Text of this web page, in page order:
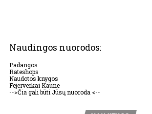
Naudingos nuorodos:
Padangos
Rateshops
Naudotos knygos
Fejerverkai Kaune
-->Čia gali būti Jūsų nuoroda <--